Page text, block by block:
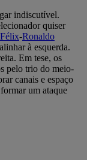
indiscutível.
quiser
Félix-Ronaldo
à esquerda.
Em tese, os
pelo trio do meio-
canais e espaço
um ataque